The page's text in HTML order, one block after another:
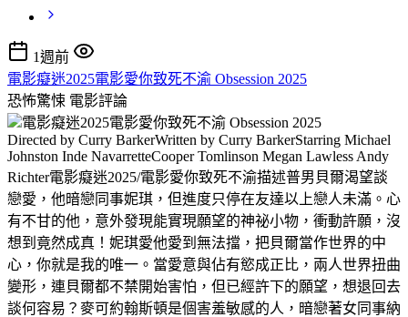
1週前
電影癡迷2025電影愛你致死不渝 Obsession 2025
恐怖驚悚 電影評論
電影癡迷2025電影愛你致死不渝 Obsession 2025
Directed by Curry BarkerWritten by Curry BarkerStarring Michael
Johnston Inde NavarretteCooper Tomlinson Megan Lawless Andy
Richter電影癡迷2025/電影愛你致死不渝描述普男貝爾渴望談
戀愛，他暗戀同事妮琪，但進度只停在友達以上戀人未滿。心
有不甘的他，意外發現能實現願望的神祕小物，衝動許願，沒
想到竟然成真！妮琪愛他愛到無法擋，把貝爾當作世界的中
心，你就是我的唯一。當愛意與佔有慾成正比，兩人世界扭曲
變形，連貝爾都不禁開始害怕，但已經許下的願望，想退回去
談何容易？麥可約翰斯頓是個害羞敏感的人，暗戀著女同事納